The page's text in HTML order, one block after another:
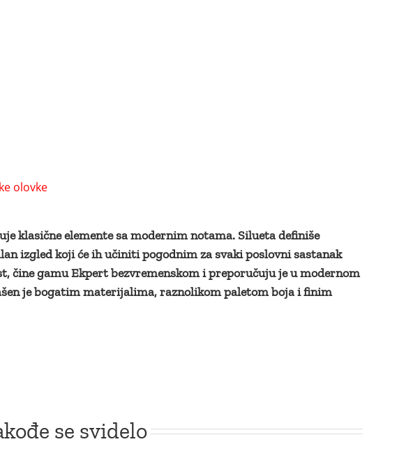
olovke
klasične elemente sa modernim notama. Silueta definiše
izgled koji će ih učiniti pogodnim za svaki poslovni sastanak
čine gamu Ekpert bezvremenskom i preporučuju je u modernom
je bogatim materijalima, raznolikom paletom boja i finim
se svidelo